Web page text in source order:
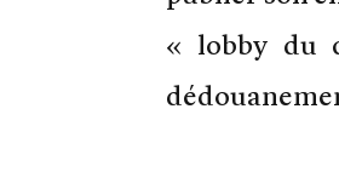
« lobby du